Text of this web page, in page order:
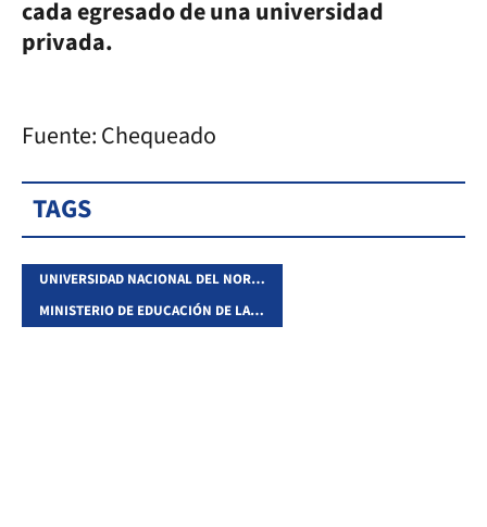
cada egresado de una universidad
privada.
Fuente: Chequeado
TAGS
UNIVERSIDAD NACIONAL DEL NORDESTE
MINISTERIO DE EDUCACIÓN DE LA NACIÓN